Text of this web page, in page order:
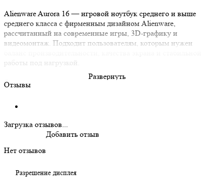
Alienware Aurora 16 — игровой ноутбук среднего и выше
среднего класса с фирменным дизайном Alienware,
рассчитанный на современные игры, 3D-графику и
видеомонтаж. Подходит пользователям, которым нужен
работы под нагрузкой.
Основные характеристики
стабильную производительность в ресурсоёмких
приложениях
Оперативная память:
Развернуть
Отзывы
Загрузка отзывов...
Нет отзывов
Добавить отзыв
Разрешение дисплея